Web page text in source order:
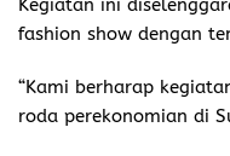
Kegiatan ini
fashion show dengan
“Kami berharap
roda perekonomian di